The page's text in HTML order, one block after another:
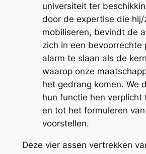
universiteit ter
door de expertise die hij/
mobiliseren, bevindt de
zich in een bevoorrechte
alarm te slaan als de
waarop onze
het gedrang komen. We
hun functie hen verplicht
en tot het formuleren
voorstellen.
Deze vier assen vertrekken